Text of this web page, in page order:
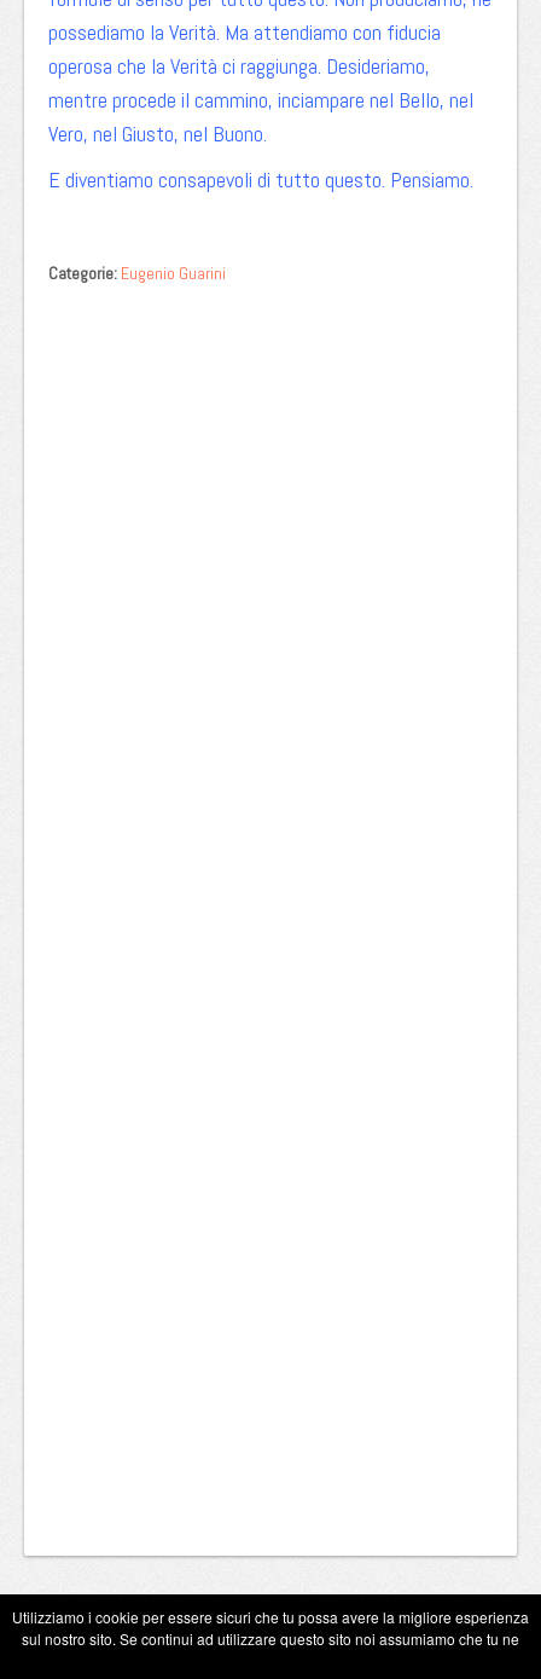
possediamo la Verità. Ma attendiamo con fiducia
operosa che la Verità ci raggiunga. Desideriamo,
mentre procede il cammino, inciampare nel Bello, nel
Vero, nel Giusto, nel Buono.
E diventiamo consapevoli di tutto questo. Pensiamo.
Categorie: Eugenio Guarini
Copyright Eugenio Guarini 2026
Utilizziamo i cookie per essere sicuri che tu possa avere la migliore esperienza
sul nostro sito. Se continui ad utilizzare questo sito noi assumiamo che tu ne